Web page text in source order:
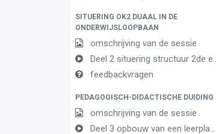
SITUERING OK2 DUAAL IN DE
ONDERWIJSLOOPBAAN
omschrijving van de sessie
Deel 2 situering structuur 2de en 3de graad AF
feedbackvragen
PEDAGOGISCH-DIDACTISCHE DUIDING
omschrijving van de sessie
Deel 3 opbouw van een leerplan vormingsconcept